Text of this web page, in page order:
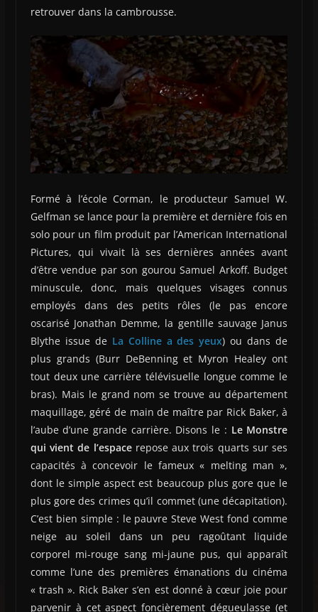
retrouver dans la cambrousse.
Formé à l’école Corman, le producteur Samuel W.
Gelfman se lance pour la première et dernière fois en
solo pour un film produit par l’American International
Pictures, qui vivait là ses dernières années avant
d’être vendue par son gourou Samuel Arkoff. Budget
minuscule, donc, mais quelques visages connus
employés dans des petits rôles (le pas encore
oscarisé Jonathan Demme, la gentille sauvage Janus
Blythe issue de La Colline a des yeux) ou dans de
plus grands (Burr DeBenning et Myron Healey ont
tout deux une carrière télévisuelle longue comme le
bras). Mais le grand nom se trouve au département
maquillage, géré de main de maître par Rick Baker, à
l’aube d’une grande carrière. Disons le : Le Monstre
qui vient de l’espacerepose aux trois quarts sur ses
capacités à concevoir le fameux « melting man »,
dont le simple aspect est beaucoup plus gore que le
plus gore des crimes qu’il commet (une décapitation).
C’est bien simple : le pauvre Steve West fond comme
neige au soleil dans un peu ragoûtant liquide
corporel mi-rouge sang mi-jaune pus, qui apparaît
comme l’une des premières émanations du cinéma
« trash ». Rick Baker s’en est donné à cœur joie pour
parvenir à cet aspect foncièrement dégueulasse (et